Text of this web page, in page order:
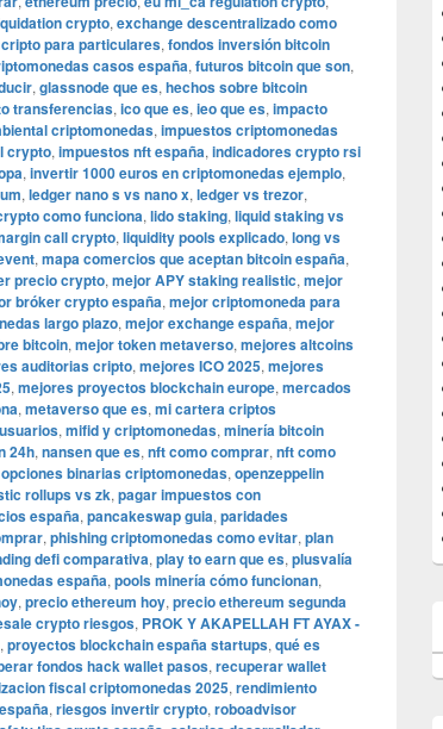
crypto, exchange descentralizado como
para particulares, fondos inversión bitcoin
casos españa, futuros bitcoin que son,
, glassnode que es, hechos sobre bitcoin
transferencias, ico que es, ieo que es, impacto
criptomonedas, impuestos criptomonedas
crypto, impuestos nft españa, indicadores crypto rsi
, invertir 1000 euros en criptomonedas ejemplo,
, ledger nano s vs nano x, ledger vs trezor,
como funciona, lido staking, liquid staking vs
call crypto, liquidity pools explicado, long vs
, mapa comercios que aceptan bitcoin españa,
precio crypto, mejor APY staking realistic, mejor
bróker crypto españa, mejor criptomoneda para
largo plazo, mejor exchange españa, mejor
bitcoin, mejor token metaverso, mejores altcoins
auditorias cripto, mejores ICO 2025, mejores
, mejores proyectos blockchain europe, mercados
, metaverso que es, mi cartera criptos
, mifid y criptomonedas, minería bitcoin
24h, nansen que es, nft como comprar, nft como
opciones binarias criptomonedas, openzeppelin
rollups vs zk, pagar impuestos con
españa, pancakeswap guia, paridades
, phishing criptomonedas como evitar, plan
defi comparativa, play to earn que es, plusvalía
españa, pools minería cómo funcionan,
, precio ethereum hoy, precio ethereum segunda
crypto riesgos, PROK Y AKAPELLAH FT AYAX -
, proyectos blockchain españa startups, qué es
fondos hack wallet pasos, recuperar wallet
fiscal criptomonedas 2025, rendimiento
, riesgos invertir crypto, roboadvisor